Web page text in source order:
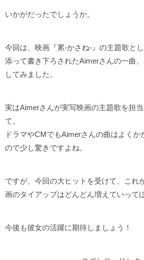
いかがだったでしょうか。
今回は、映画『累-かさね-』の主題歌と
添って書き下ろされたAimerさんの一曲
してみました。
実はAimerさんが実写映画の主題歌を担
て。
ドラマやCMでもAimerさんの曲はよくか
ので少し驚きですよね。
ですが、今回の大ヒットを受けて、これ
画のタイアップはどんどん増えていって
今後も彼女の活躍に期待しましょう！